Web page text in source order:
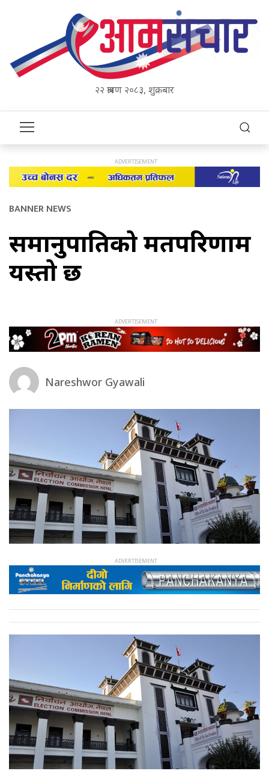
२२ श्रावण २०८३, शुक्रबार
BANNER NEWS
समानुपातिको मतपरिणाम
यस्तो छ
Nareshwor Gyawali